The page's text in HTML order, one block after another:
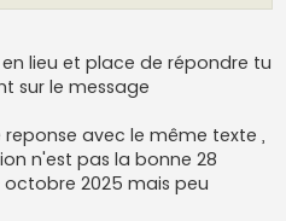
lieu et place de répondre tu
sur le message
avec le même texte ,
n'est pas la bonne 28
2025 mais peu